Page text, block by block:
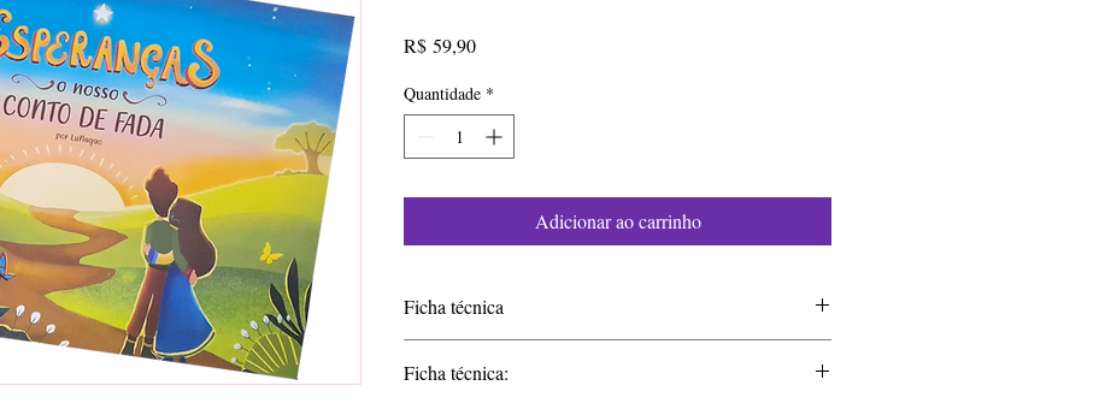
R$ 59,90Preço
Quantidade *
Adicionar ao carrinho
Ficha técnica
Autor: Lu Nagao
Ficha técnica: